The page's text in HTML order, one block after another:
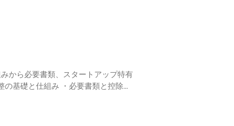
から必要書類、スタートアップ特有
携、特別徴収と普通徴収の違い ▼